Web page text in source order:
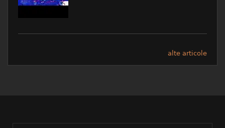
alte articole